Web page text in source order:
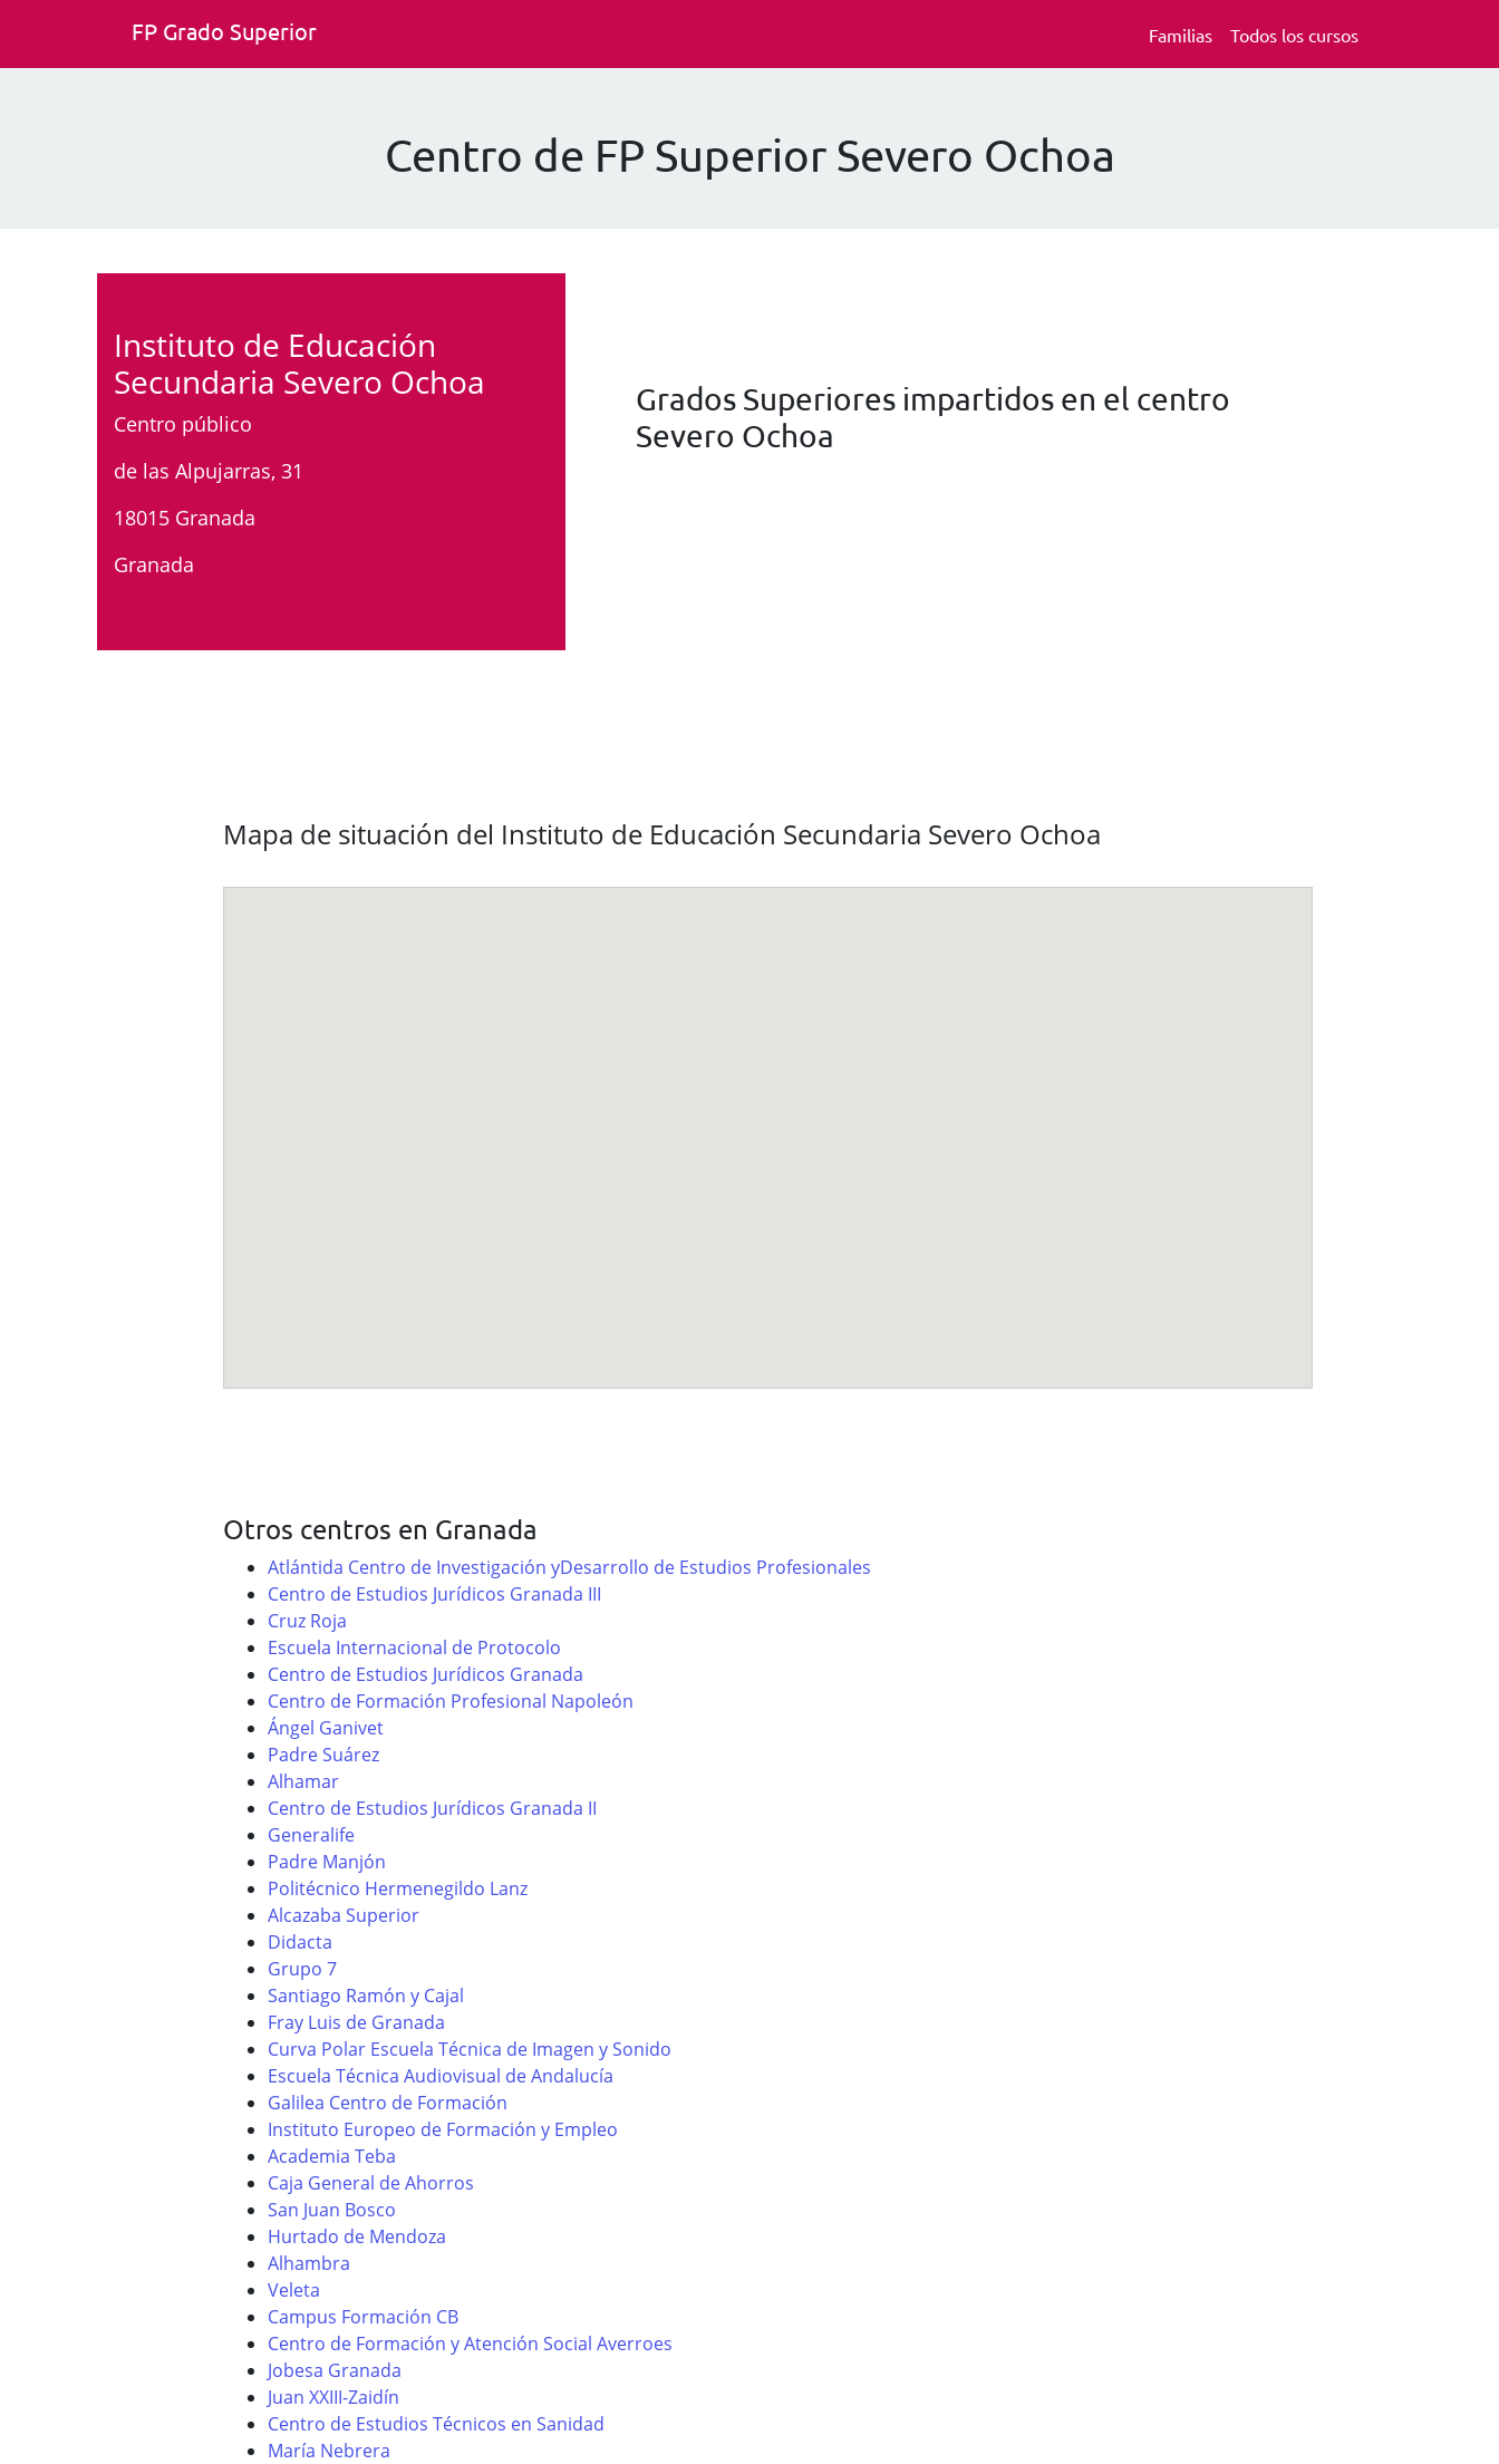
FP Grado Superior Familias Todos los cursos
Centro de FP Superior Severo Ochoa
Instituto de Educación
Secundaria Severo Ochoa
Centro público
de las Alpujarras, 31
18015 Granada
Granada
Grados Superiores impartidos en el centro
Severo Ochoa
Mapa de situación del Instituto de Educación Secundaria Severo Ochoa
Otros centros en Granada
Atlántida Centro de Investigación yDesarrollo de Estudios Profesionales
Centro de Estudios Jurídicos Granada III
Cruz Roja
Escuela Internacional de Protocolo
Centro de Estudios Jurídicos Granada
Centro de Formación Profesional Napoleón
Ángel Ganivet
Padre Suárez
Alhamar
Centro de Estudios Jurídicos Granada II
Generalife
Padre Manjón
Politécnico Hermenegildo Lanz
Alcazaba Superior
Didacta
Grupo 7
Santiago Ramón y Cajal
Fray Luis de Granada
Curva Polar Escuela Técnica de Imagen y Sonido
Escuela Técnica Audiovisual de Andalucía
Galilea Centro de Formación
Instituto Europeo de Formación y Empleo
Academia Teba
Caja General de Ahorros
San Juan Bosco
Hurtado de Mendoza
Alhambra
Veleta
Campus Formación CB
Centro de Formación y Atención Social Averroes
Jobesa Granada
Juan XXIII-Zaidín
Centro de Estudios Técnicos en Sanidad
María Nebrera